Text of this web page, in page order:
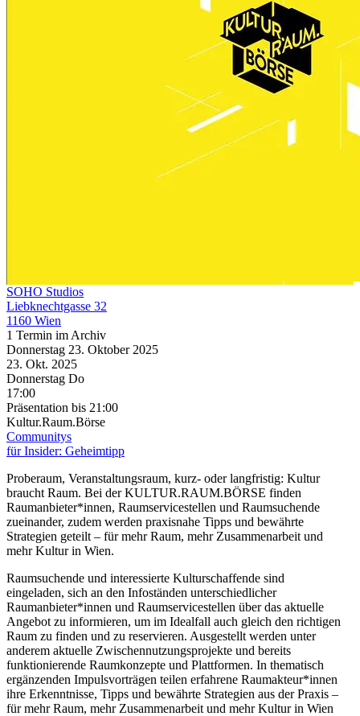
SOHO Studios
Liebknechtgasse 32
1160 Wien
1 Termin im Archiv
Donnerstag 23. Oktober 2025
23. Okt. 2025
Donnerstag Do
17:00
Präsentation bis 21:00
Kultur.Raum.Börse
Communitys
für Insider: Geheimtipp
Proberaum, Veranstaltungsraum, kurz- oder langfristig: Kultur
braucht Raum. Bei der KULTUR.RAUM.BÖRSE finden
Raumanbieter*innen, Raumservicestellen und Raumsuchende
zueinander, zudem werden praxisnahe Tipps und bewährte
Strategien geteilt – für mehr Raum, mehr Zusammenarbeit und
mehr Kultur in Wien.
Raumsuchende und interessierte Kulturschaffende sind
eingeladen, sich an den Infoständen unterschiedlicher
Raumanbieter*innen und Raumservicestellen über das aktuelle
Angebot zu informieren, um im Idealfall auch gleich den richtigen
Raum zu finden und zu reservieren. Ausgestellt werden unter
anderem aktuelle Zwischennutzungsprojekte und bereits
funktionierende Raumkonzepte und Plattformen. In thematisch
ergänzenden Impulsvorträgen teilen erfahrene Raumakteur*innen
ihre Erkenntnisse, Tipps und bewährte Strategien aus der Praxis –
für mehr Raum, mehr Zusammenarbeit und mehr Kultur in Wien